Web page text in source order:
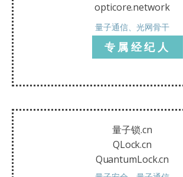
opticore.network
量子通信、光网骨干
专属经纪人
量子锁.cn
QLock.cn
QuantumLock.cn